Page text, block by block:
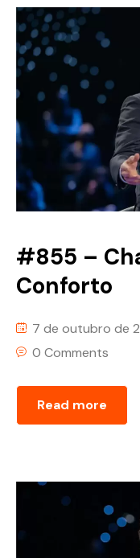
#855 –
Conforto
7 de outubro de
0 Comments
Read more